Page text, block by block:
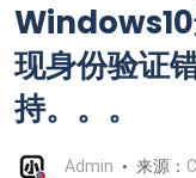
Windows10
现身份验证
持。。。
Admin 来源：